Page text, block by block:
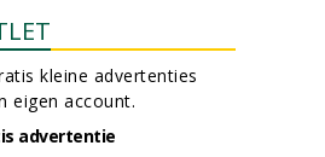
kleine advertenties
eigen account.
advertentie